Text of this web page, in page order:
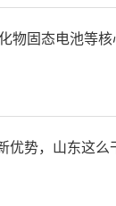
物固态电池等
势，山东这么